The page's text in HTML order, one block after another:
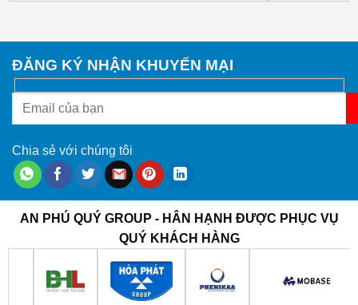
ĐĂNG KÝ NHẬN KHUYẾN MẠI
Chia sẻ với chúng tôi
AN PHÚ QUÝ GROUP - HÂN HẠNH ĐƯỢC PHỤC VỤ
QUÝ KHÁCH HÀNG